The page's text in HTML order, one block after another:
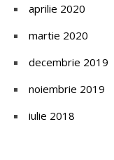
aprilie 2020
martie 2020
decembrie 2019
noiembrie 2019
iulie 2018